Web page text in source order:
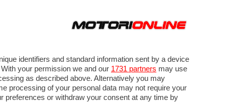
RENDERING PNEUMATICI TRAFFICO
identifiers and standard information sent by a device
your permission we and our 1731 partners may use
as described above. Alternatively you may
processing of your personal data may not require your
preferences or withdraw your consent at any time by